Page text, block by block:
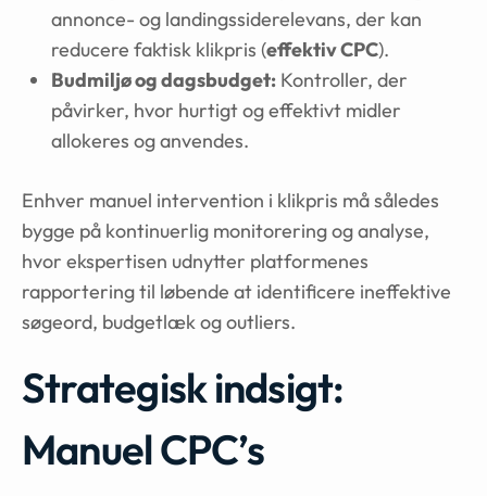
annonce- og landingssiderelevans, der kan
reducere faktisk klikpris (effektiv CPC).
Budmiljø og dagsbudget: Kontroller, der
påvirker, hvor hurtigt og effektivt midler
allokeres og anvendes.
Enhver manuel intervention i klikpris må således
bygge på kontinuerlig monitorering og analyse,
hvor ekspertisen udnytter platformenes
rapportering til løbende at identificere ineffektive
søgeord, budgetlæk og outliers.
Strategisk indsigt:
Manuel CPC’s